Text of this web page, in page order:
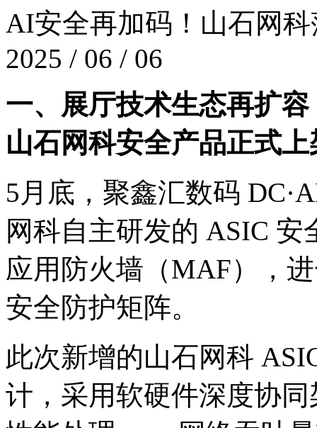
AI安全再加码！山石
2025 / 06 / 06
一、展厅技术生态再扩容
山石网科安全产品正式上
5月底，聚鑫汇数码
网科自主研发的 ASIC
应用防火墙（MAF）
安全防护矩阵。
此次新增的山石网科
计，采用软硬件深度协同